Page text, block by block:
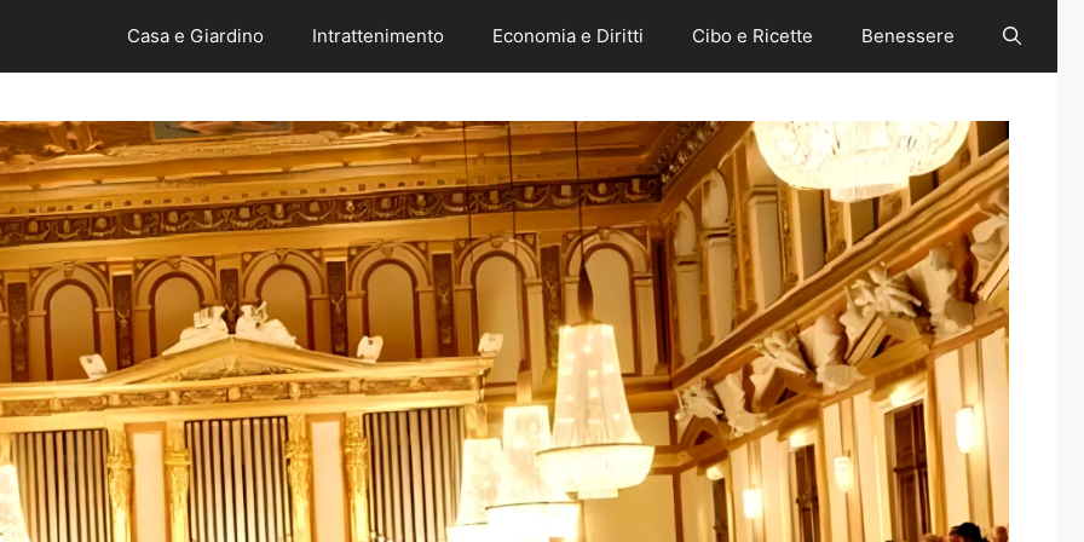
Casa e Giardino Intrattenimento Economia e Diritti Cibo e Ricette Benessere